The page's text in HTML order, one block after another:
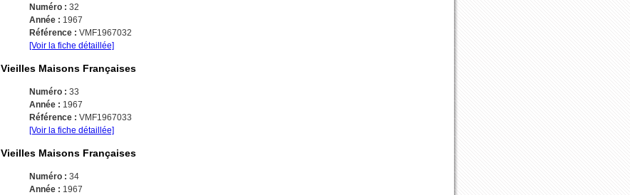
Numéro : 32
Année : 1967
Référence : VMF1967032
[Voir la fiche détaillée]
Vieilles Maisons Françaises
Numéro : 33
Année : 1967
Référence : VMF1967033
[Voir la fiche détaillée]
Vieilles Maisons Françaises
Numéro : 34
Année : 1967